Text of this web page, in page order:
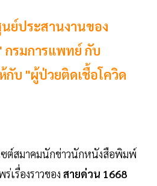
ย์ประสานงานของ
กรมการแพทย์ กับ
กับ "ผู้ป่วยติดเชื้อโควิด
ซต์สมาคมนักข่าวนักหนังสือพิมพ์
เรื่องราวของ สายด่วน 1668